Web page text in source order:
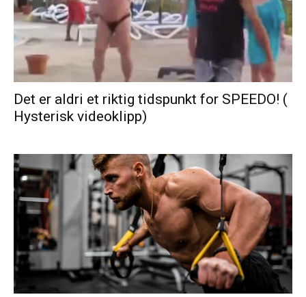
Det er aldri et riktig tidspunkt for SPEEDO! (
Hysterisk videoklipp)